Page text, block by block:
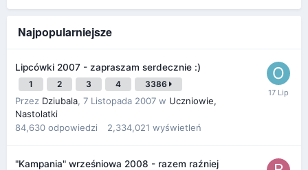
Najpopularniejsze
Lipcówki 2007 - zapraszam serdecznie :)
1 2 3 4 3386
Przez Dziubala, 7 Listopada 2007 w Uczniowie,
Nastolatki
84,630 odpowiedzi 2,334,021 wyświetleń
"Kampania" wrześniowa 2008 - razem raźniej